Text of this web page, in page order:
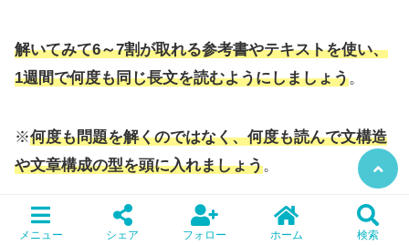
解いてみて6～7割が取れる参考書やテキストを使い、
1週間で何度も同じ長文を読むようにしましょう。
※何度も問題を解くのではなく、何度も読んで文構造
や文章構成の型を頭に入れましょう。
⑥共通テストの演習を始める
メニュー シェア フォロー ホーム 検索